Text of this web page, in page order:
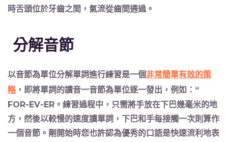
時舌頭位於牙齒之間，氣流從齒間通過。
分解音節
以音節為單位分解單詞進行練習是一個非常簡單有效的策
略，即將單詞的讀音一音節為單位逐一發出，例如：“
FOR-EV-ER。練習過程中，只需將手放在下巴幾毫米的地
方，然後以較慢的速度讀單詞，下巴和手每接觸一次則算作
一個音節。剛開始時您也許認為優秀的口語是快速流利地表